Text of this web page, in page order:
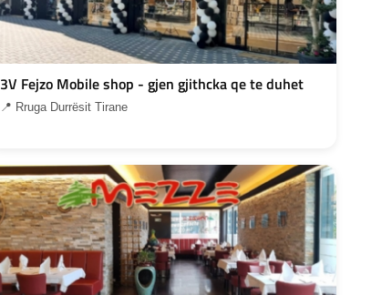
3V Fejzo Mobile shop - gjen gjithcka qe te duhet
📍 Rruga Durrësit Tirane